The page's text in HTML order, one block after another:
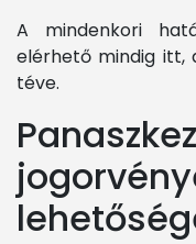
A mindenkori
elérhető mindig itt,
téve.